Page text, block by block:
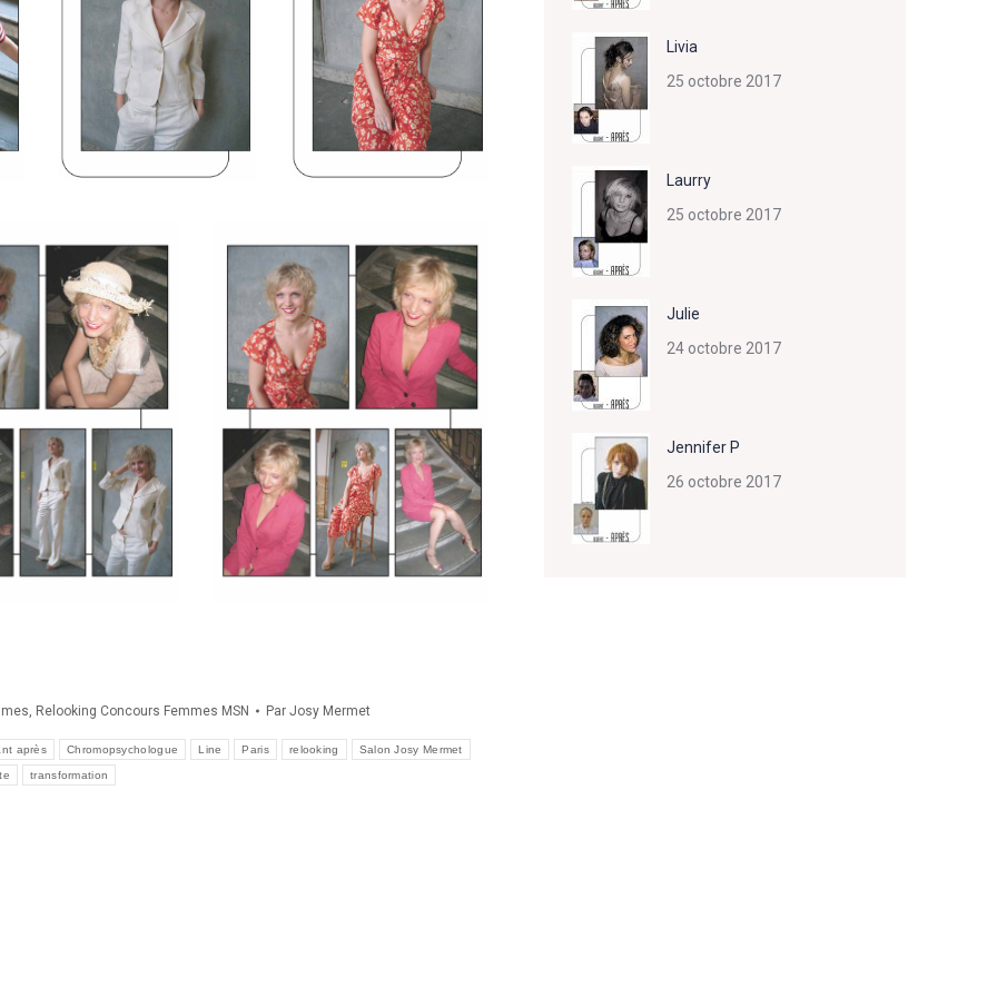
, Relooking Concours Femmes MSN Par Josy Mermet
après Chromopsychologue Line Paris relooking Salon Josy Mermet
transformation
Livia
25 octobre 2017
Laurry
25 octobre 2017
Julie
24 octobre 2017
Jennifer P
26 octobre 2017